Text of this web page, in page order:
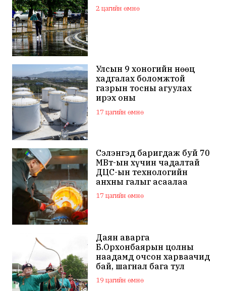
2 цагийн өмнө
Улсын 9 хоногийн нөөц
хадгалах боломжтой
газрын тосны агуулах
ирэх оны
арванхоёрдугаар сар
ашиглалтад орно
17 цагийн өмнө
Сэлэнгэд баригдаж буй 70
МВт-ын хүчин чадалтай
ДЦС-ын технологийн
анхны галыг асаалаа
17 цагийн өмнө
Даян аварга
Б.Орхонбаярын цолны
наадамд очсон харваачид
бай, шагнал бага тул
наадамд оролцохгүй
гэдгээ мэдэгдлээ
19 цагийн өмнө